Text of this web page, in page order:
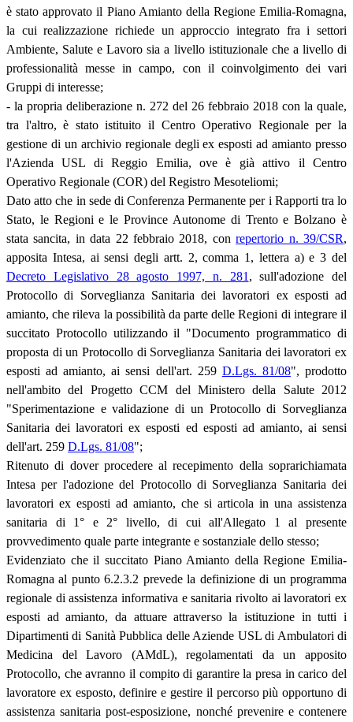
è stato approvato il Piano Amianto della Regione Emilia-Romagna,
la cui realizzazione richiede un approccio integrato fra i settori
Ambiente, Salute e Lavoro sia a livello istituzionale che a livello di
professionalità messe in campo, con il coinvolgimento dei vari
Gruppi di interesse;
- la propria deliberazione n. 272 del 26 febbraio 2018 con la quale,
tra l'altro, è stato istituito il Centro Operativo Regionale per la
gestione di un archivio regionale degli ex esposti ad amianto presso
l'Azienda USL di Reggio Emilia, ove è già attivo il Centro
Operativo Regionale (COR) del Registro Mesoteliomi;
Dato atto che in sede di Conferenza Permanente per i Rapporti tra lo
Stato, le Regioni e le Province Autonome di Trento e Bolzano è
stata sancita, in data 22 febbraio 2018, conrepertorio n. 39/CSR,
apposita Intesa, ai sensi degli artt. 2, comma 1, lettera a) e 3 del
Decreto Legislativo 28 agosto 1997, n. 281 , sull'adozione del
Protocollo di Sorveglianza Sanitaria dei lavoratori ex esposti ad
amianto, che rileva la possibilità da parte delle Regioni di integrare il
succitato Protocollo utilizzando il "Documento programmatico di
proposta di un Protocollo di Sorveglianza Sanitaria dei lavoratori ex
esposti ad amianto, ai sensi dell'art. 259 D.Lgs. 81/08", prodotto
nell'ambito del Progetto CCM del Ministero della Salute 2012
"Sperimentazione e validazione di un Protocollo di Sorveglianza
Sanitaria dei lavoratori ex esposti ed esposti ad amianto, ai sensi
dell'art. 259 D.Lgs. 81/08";
Ritenuto di dover procedere al recepimento della soprarichiamata
Intesa per l'adozione del Protocollo di Sorveglianza Sanitaria dei
lavoratori ex esposti ad amianto, che si articola in una assistenza
sanitaria di 1° e 2° livello, di cui all'Allegato 1 al presente
provvedimento quale parte integrante e sostanziale dello stesso;
Evidenziato che il succitato Piano Amianto della Regione Emilia-
Romagna al punto 6.2.3.2 prevede la definizione di un programma
regionale di assistenza informativa e sanitaria rivolto ai lavoratori ex
esposti ad amianto, da attuare attraverso la istituzione in tutti i
Dipartimenti di Sanità Pubblica delle Aziende USL di Ambulatori di
Medicina del Lavoro (AMdL), regolamentati da un apposito
Protocollo, che avranno il compito di garantire la presa in carico del
lavoratore ex esposto, definire e gestire il percorso più opportuno di
assistenza sanitaria post-esposizione, nonché prevenire e contenere